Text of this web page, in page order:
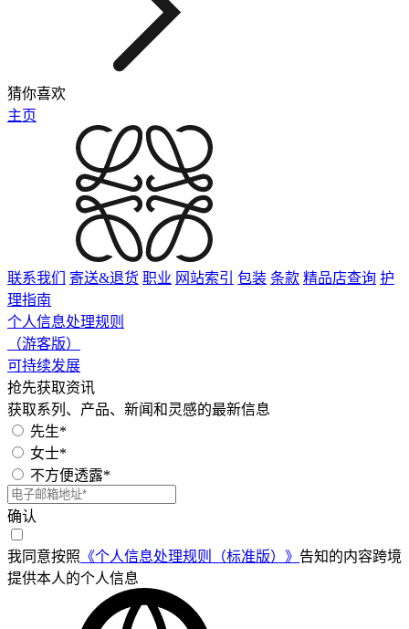
猜你喜欢
主页
联系我们 寄送&退货 职业 网站索引 包装 条款 精品店查询 护
理指南
个人信息处理规则
（游客版）
可持续发展
抢先获取资讯
获取系列、产品、新闻和灵感的最新信息
先生*
女士*
不方便透露*
确认
我同意按照 《个人信息处理规则（标准版）》 告知的内容跨境
提供本人的个人信息